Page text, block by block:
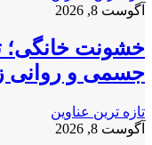
آگوست 8, 2026
خشونت خانگی؛
جسمی و روانی
تازه ترین عناوین
آگوست 8, 2026